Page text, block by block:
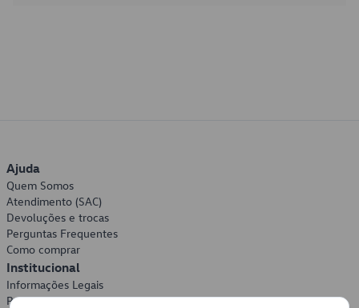
Ajuda
Quem Somos
Atendimento (SAC)
Devoluções e trocas
Perguntas Frequentes
Como comprar
Institucional
Informações Legais
Política de Privacidade